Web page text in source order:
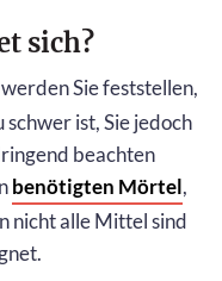
sich?
werden Sie feststellen,
ist, Sie jedoch
beachten
benötigten Mörtel,
nicht alle Mittel sind